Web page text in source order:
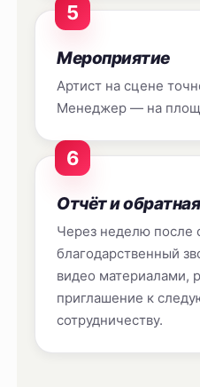
5
Мероприятие
Артист на сцене
Менеджер — на
6
Отчёт и
Через неделю после
благодарственный
видео материалами,
приглашение к
сотрудничеству.